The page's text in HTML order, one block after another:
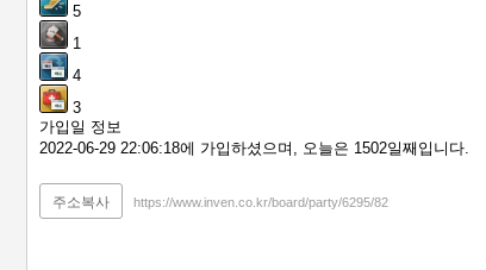
5
1
4
3
가입일 정보
2022-06-29 22:06:18에 가입하셨으며, 오늘은 1502일째입니다.
주소복사 https://www.inven.co.kr/board/party/6295/82